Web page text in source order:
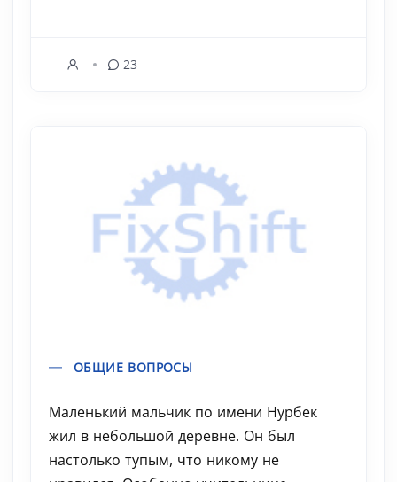
23
ОБЩИЕ ВОПРОСЫ
Маленький мальчик по имени Нурбек
жил в небольшой деревне. Он был
настолько тупым, что никому не